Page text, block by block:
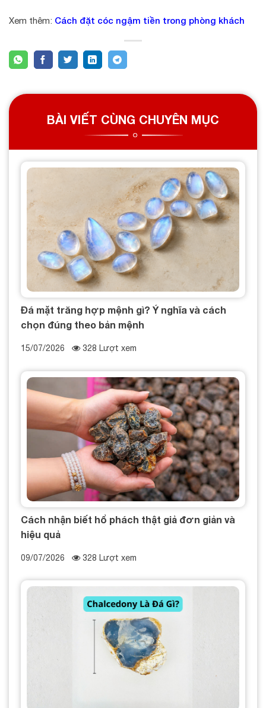
Xem thêm: Cách đặt cóc ngậm tiền trong phòng khách
BÀI VIẾT CÙNG CHUYÊN MỤC
Đá mặt trăng hợp mệnh gì? Ý nghĩa và cách
chọn đúng theo bản mệnh
15/07/2026 328 Lượt xem
Cách nhận biết hổ phách thật giả đơn giản và
hiệu quả
09/07/2026 328 Lượt xem